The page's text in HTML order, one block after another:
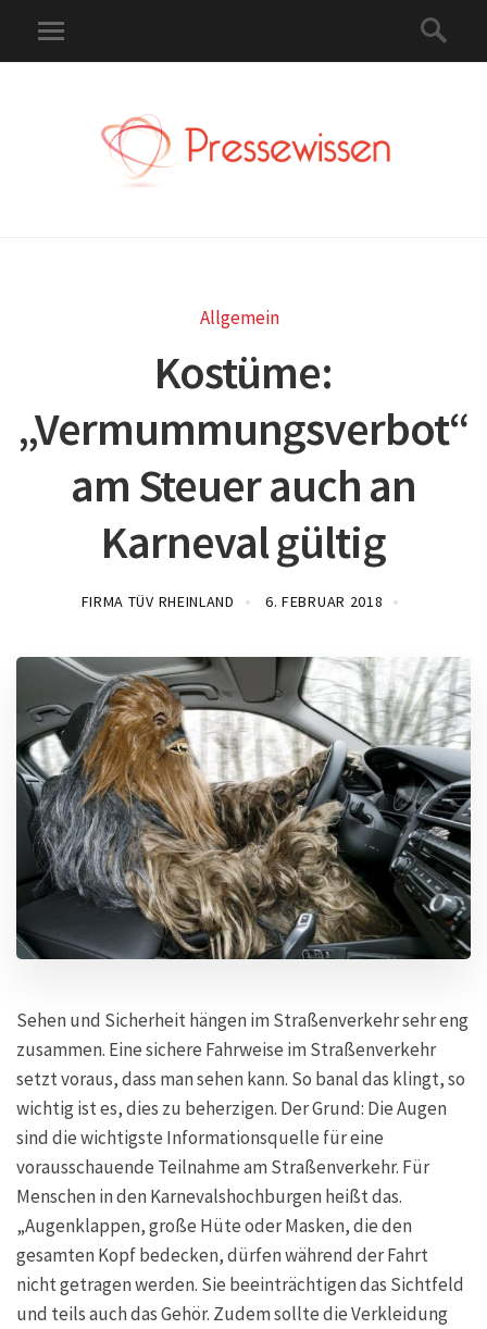
Allgemein
Kostüme:
„Vermummungsverbot“
am Steuer auch an
Karneval gültig
FIRMA TÜV RHEINLAND 6. FEBRUAR 2018
Sehen und Sicherheit hängen im Straßenverkehr sehr eng
zusammen. Eine sichere Fahrweise im Straßenverkehr
setzt voraus, dass man sehen kann. So banal das klingt, so
wichtig ist es, dies zu beherzigen. Der Grund: Die Augen
sind die wichtigste Informationsquelle für eine
vorausschauende Teilnahme am Straßenverkehr. Für
Menschen in den Karnevalshochburgen heißt das.
„Augenklappen, große Hüte oder Masken, die den
gesamten Kopf bedecken, dürfen während der Fahrt
nicht getragen werden. Sie beeinträchtigen das Sichtfeld
und teils auch das Gehör. Zudem sollte die Verkleidung